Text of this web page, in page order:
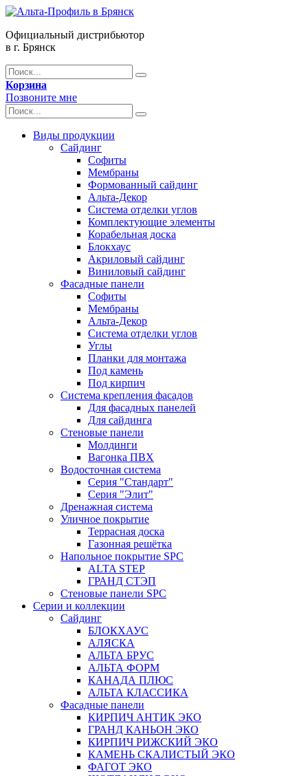
Официальный дистрибьютор
в г. Брянск
Корзина
Позвоните мне
Виды продукции
Сайдинг
Софиты
Мембраны
Формованный сайдинг
Альта-Декор
Система отделки углов
Комплектующие элементы
Корабельная доска
Блокхаус
Акриловый сайдинг
Виниловый сайдинг
Фасадные панели
Софиты
Мембраны
Альта-Декор
Система отделки углов
Углы
Планки для монтажа
Под камень
Под кирпич
Система крепления фасадов
Для фасадных панелей
Для сайдинга
Стеновые панели
Молдинги
Вагонка ПВХ
Водосточная система
Серия "Стандарт"
Серия "Элит"
Дренажная система
Уличное покрытие
Террасная доска
Газонная решётка
Напольное покрытие SPC
ALTA STEP
ГРАНД СТЭП
Стеновые панели SPC
Серии и коллекции
Сайдинг
БЛОКХАУС
АЛЯСКА
АЛЬТА БРУС
АЛЬТА ФОРМ
КАНАДА ПЛЮС
АЛЬТА КЛАССИКА
Фасадные панели
КИРПИЧ АНТИК ЭКО
ГРАНД КАНЬОН ЭКО
КИРПИЧ РИЖСКИЙ ЭКО
КАМЕНЬ СКАЛИСТЫЙ ЭКО
ФАГОТ ЭКО